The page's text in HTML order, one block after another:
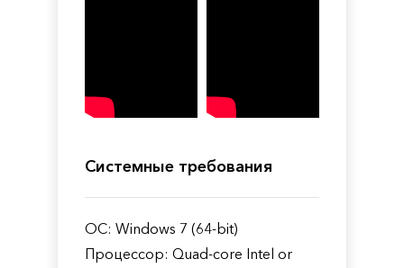
Системные требования
ОС: Windows 7 (64-bit)
Процессор: Quad-core Intel or